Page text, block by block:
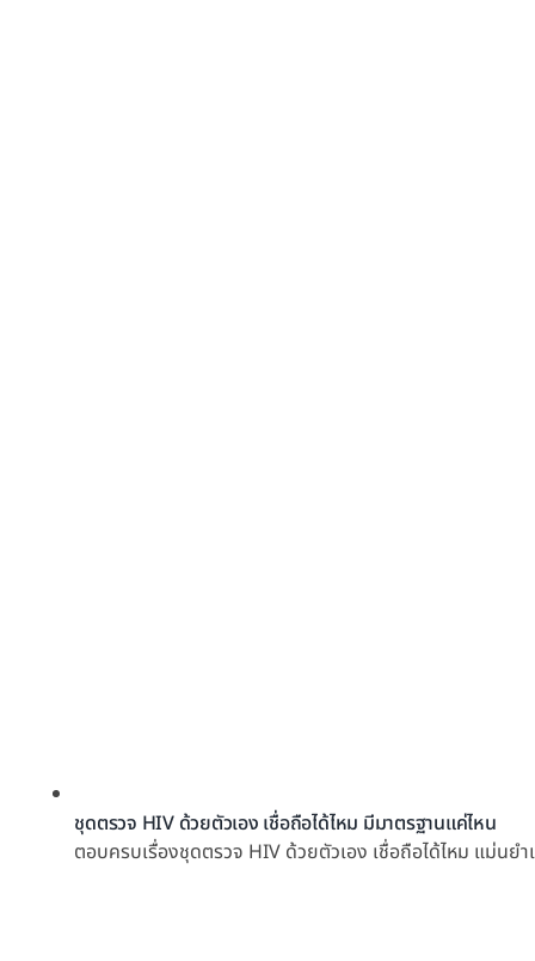
ชุดตรวจ HIV ด้วยตัวเอง เชื่อถือได้ไหม มีมาตรฐานแค่ไหน
ตอบครบเรื่องชุดตรวจ HIV ด้วยตัวเอง เชื่อถือได้ไหม แม่น